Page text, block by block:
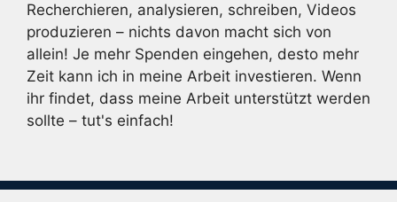
Recherchieren, analysieren, schreiben, Videos
produzieren – nichts davon macht sich von
allein! Je mehr Spenden eingehen, desto mehr
Zeit kann ich in meine Arbeit investieren. Wenn
ihr findet, dass meine Arbeit unterstützt werden
sollte – tut's einfach!